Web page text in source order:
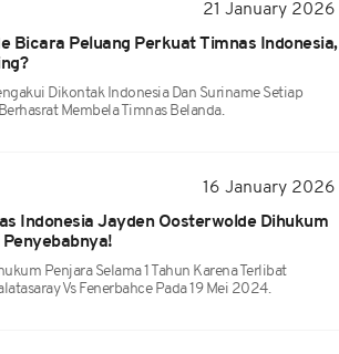
21 January 2026
Bicara Peluang Perkuat Timnas Indonesia,
Dikontak Indonesia Dan Suriname Setiap
Membela Timnas Belanda.
16 January 2026
Indonesia Jayden Oosterwolde Dihukum
Penyebabnya!
Penjara Selama 1 Tahun Karena Terlibat
Vs Fenerbahce Pada 19 Mei 2024.